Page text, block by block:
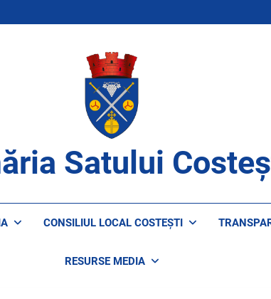
Satului
CONSILIUL LOCAL COSTEȘTI
RESURSE MEDIA